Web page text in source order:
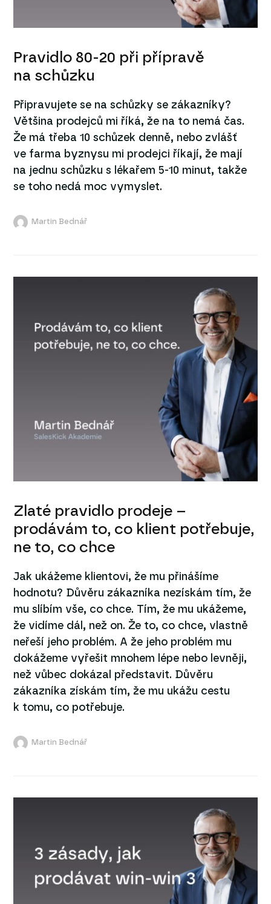
Pravidlo 80-20 při přípravě
na schůzku
Připravujete se na schůzky se zákazníky?
Většina prodejců mi říká, že na to nemá čas.
Že má třeba 10 schůzek denně, nebo zvlášť
ve farma byznysu mi prodejci říkají, že mají
na jednu schůzku s lékařem 5-10 minut, takže
se toho nedá moc vymyslet.
Martin Bednář
Zlaté pravidlo prodeje –
prodávám to, co klient potřebuje,
ne to, co chce
Jak ukážeme klientovi, že mu přinášíme
hodnotu? Důvěru zákazníka nezískám tím, že
mu slíbím vše, co chce. Tím, že mu ukážeme,
že vidíme dál, než on. Že to, co chce, vlastně
neřeší jeho problém. A že jeho problém mu
dokážeme vyřešit mnohem lépe nebo levněji,
než vůbec dokázal představit. Důvěru
zákazníka získám tím, že mu ukážu cestu
k tomu, co potřebuje.
Martin Bednář